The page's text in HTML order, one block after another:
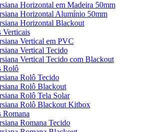
Horizontal em Madeira 50mm
Horizontal Alumínio 50mm
Horizontal Blackout
Verticais
Vertical em PVC
Vertical Tecido
Vertical Tecido com Blackout
Rolô
Rolô Tecido
Rolô Blackout
Rolô Tela Solar
Rolô Blackout Kitbox
Romana
Romana Tecido